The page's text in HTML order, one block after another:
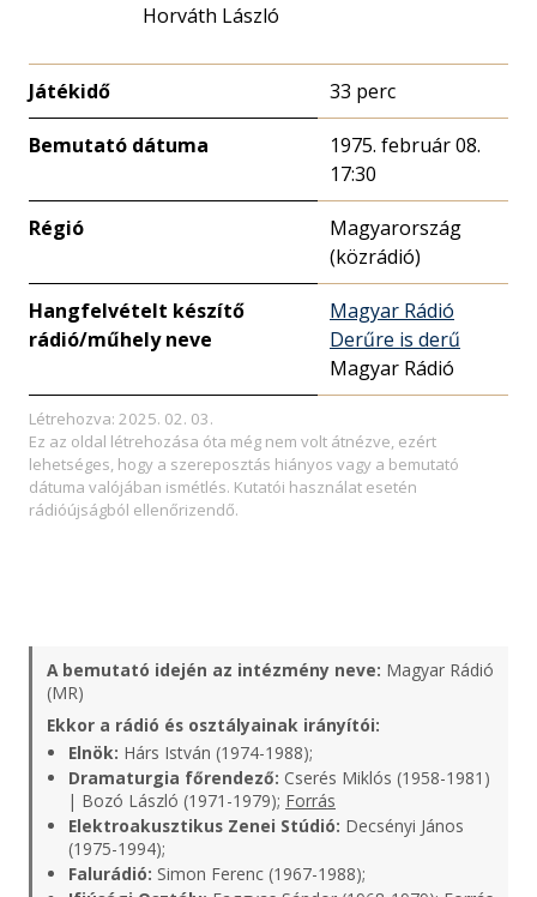
Horváth László
Játékidő 33 perc
Bemutató dátuma
1975. február 08.
17:30
Régió
Magyarország
(közrádió)
Hangfelvételt készítő
rádió/műhely neve
Magyar Rádió
Derűre is derű
Magyar Rádió
Létrehozva: 2025. 02. 03.
Ez az oldal létrehozása óta még nem volt átnézve, ezért
lehetséges, hogy a szereposztás hiányos vagy a bemutató
dátuma valójában ismétlés. Kutatói használat esetén
rádióújságból ellenőrizendő.
A bemutató idején az intézmény neve: Magyar Rádió
(MR)
Ekkor a rádió és osztályainak irányítói:
Elnök: Hárs István (1974-1988);
Dramaturgia főrendező: Cserés Miklós (1958-1981)
| Bozó László (1971-1979); Forrás
Elektroakusztikus Zenei Stúdió: Decsényi János
(1975-1994);
Falurádió: Simon Ferenc (1967-1988);